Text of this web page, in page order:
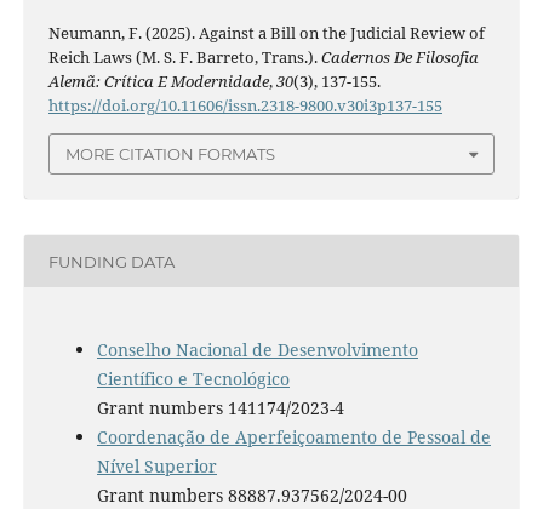
Neumann, F. (2025). Against a Bill on the Judicial Review of
Reich Laws (M. S. F. Barreto, Trans.).Cadernos De Filosofia
Alemã: Crítica E Modernidade,30(3), 137-155.
https://doi.org/10.11606/issn.2318-9800.v30i3p137-155
MORE CITATION FORMATS
FUNDING DATA
Conselho Nacional de Desenvolvimento
Científico e Tecnológico
Grant numbers 141174/2023-4
Coordenação de Aperfeiçoamento de Pessoal de
Nível Superior
Grant numbers 88887.937562/2024-00